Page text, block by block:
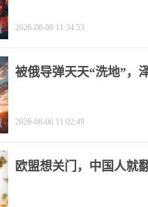
2026-08-06 11:34:53
被俄导弹天天“洗地”，
2026-08-06 11:02:49
欧盟想关门，中国人就